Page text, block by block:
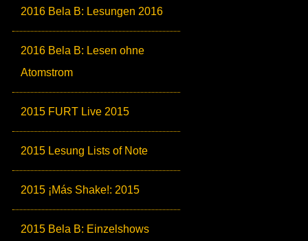
2016 Bela B: Lesungen 2016
2016 Bela B: Lesen ohne
Atomstrom
2015 FURT Live 2015
2015 Lesung Lists of Note
2015 ¡Más Shake!: 2015
2015 Bela B: Einzelshows